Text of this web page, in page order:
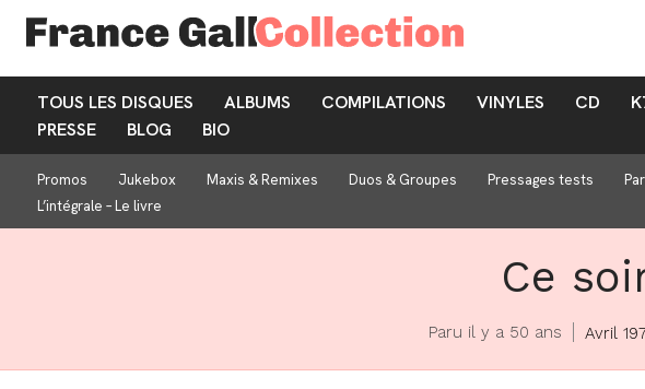
TOUS LES DISQUES ALBUMS COMPILATIONS VINYLES CD
PRESSE
BLOG BIO
Promos Jukebox Maxis & Remixes Duos & Groupes Pressages tests
L’intégrale – Le livre
Ce
Paru il y a 50 ans Avril